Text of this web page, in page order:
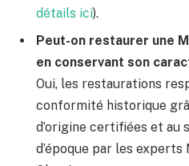
détails ici).
Peut-on restaurer une
en conservant son
Oui, les restaurations
conformité historique
d’origine certifiées et au
d’époque par les